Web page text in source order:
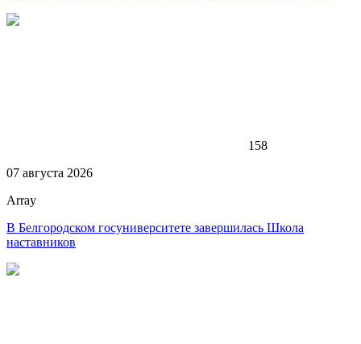
158
07 августа 2026
Array
В Белгородском госуниверситете завершилась Школа
наставников